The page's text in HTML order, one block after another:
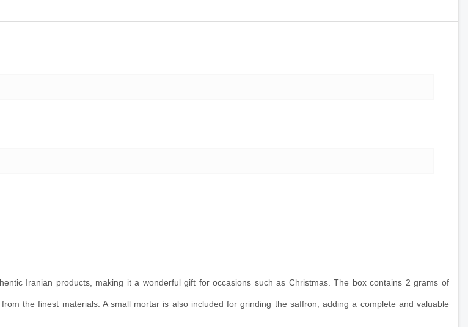
Iranian products, making it a wonderful gift for occasions such as Christmas. The box contains 2 grams of
the finest materials. A small mortar is also included for grinding the saffron, adding a complete and valuable